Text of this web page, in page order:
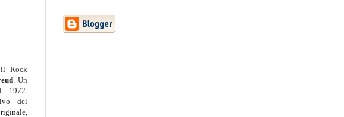
Rock
. Un
1972.
del